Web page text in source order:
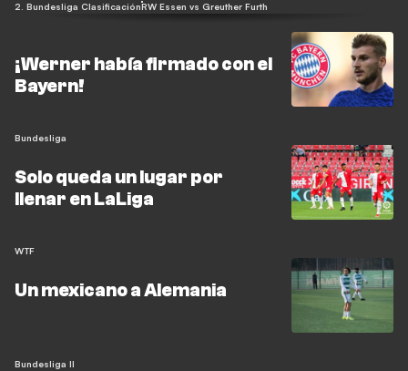
2. Bundesliga ClasificaciónRW Essen vs Greuther Furth
¡Werner había firmado con el
Bayern!
Bundesliga
Solo queda un lugar por
llenar en LaLiga
WTF
Un mexicano a Alemania
Bundesliga II